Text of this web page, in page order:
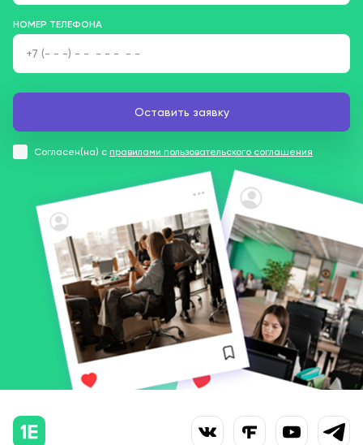
НОМЕР ТЕЛЕФОНА
Согласен(на) с правилами пользовательского соглашения